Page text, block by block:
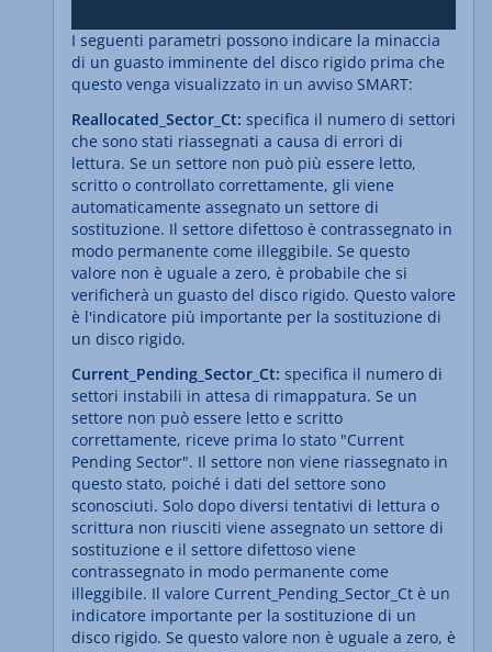
I seguenti parametri possono indicare la minaccia
di un guasto imminente del disco rigido prima che
questo venga visualizzato in un avviso SMART:
Reallocated_Sector_Ct: specifica il numero di settori
che sono stati riassegnati a causa di errori di
lettura. Se un settore non può più essere letto,
scritto o controllato correttamente, gli viene
automaticamente assegnato un settore di
sostituzione. Il settore difettoso è contrassegnato in
modo permanente come illeggibile. Se questo
valore non è uguale a zero, è probabile che si
verificherà un guasto del disco rigido. Questo valore
è l'indicatore più importante per la sostituzione di
un disco rigido.
Current_Pending_Sector_Ct: specifica il numero di
settori instabili in attesa di rimappatura. Se un
settore non può essere letto e scritto
correttamente, riceve prima lo stato "Current
Pending Sector". Il settore non viene riassegnato in
questo stato, poiché i dati del settore sono
sconosciuti. Solo dopo diversi tentativi di lettura o
scrittura non riusciti viene assegnato un settore di
sostituzione e il settore difettoso viene
contrassegnato in modo permanente come
illeggibile. Il valore Current_Pending_Sector_Ct è un
indicatore importante per la sostituzione di un
disco rigido. Se questo valore non è uguale a zero, è